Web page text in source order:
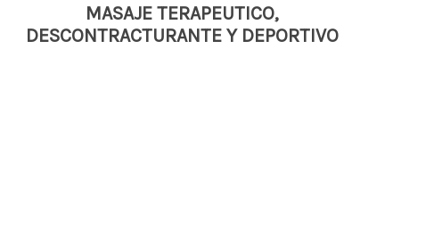
MASAJE TERAPEUTICO,
DESCONTRACTURANTE Y DEPORTIVO